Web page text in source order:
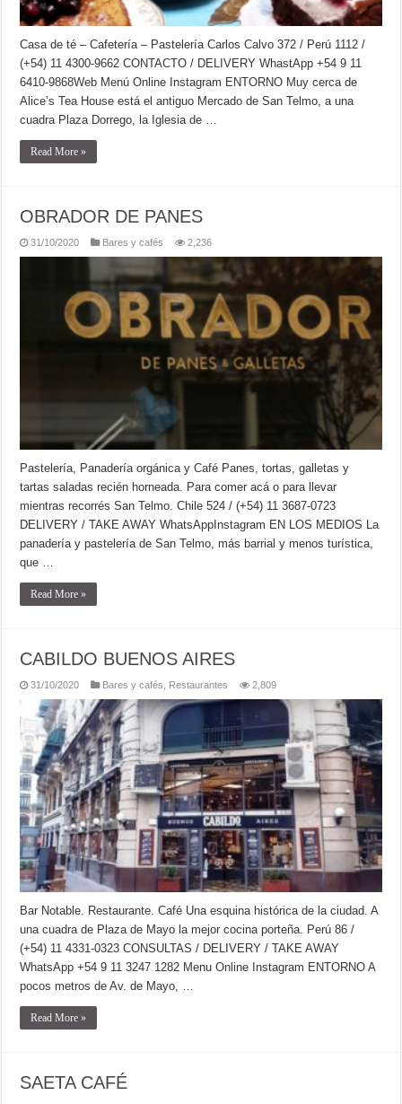
Casa de té – Cafetería – Pastelería Carlos Calvo 372 / Perú 1112 /
(+54) 11 4300-9662 CONTACTO / DELIVERY WhastApp +54 9 11
6410-9868Web Menú Online Instagram ENTORNO Muy cerca de
Alice’s Tea House está el antiguo Mercado de San Telmo, a una
cuadra Plaza Dorrego, la Iglesia de …
Read More »
OBRADOR DE PANES
31/10/2020 Bares y cafés 2,236
Pastelería, Panadería orgánica y Café Panes, tortas, galletas y
tartas saladas recién horneada. Para comer acá o para llevar
mientras recorrés San Telmo. Chile 524 / (+54) 11 3687-0723
DELIVERY / TAKE AWAY WhatsAppInstagram EN LOS MEDIOS La
panadería y pastelería de San Telmo, más barrial y menos turística,
que …
Read More »
CABILDO BUENOS AIRES
31/10/2020 Bares y cafés Restaurantes 2,809
Bar Notable. Restaurante. Café Una esquina histórica de la ciudad. A
una cuadra de Plaza de Mayo la mejor cocina porteña. Perú 86 /
(+54) 11 4331-0323 CONSULTAS / DELIVERY / TAKE AWAY
WhatsApp +54 9 11 3247 1282 Menu Online Instagram ENTORNO A
pocos metros de Av. de Mayo, …
Read More »
SAETA CAFÉ